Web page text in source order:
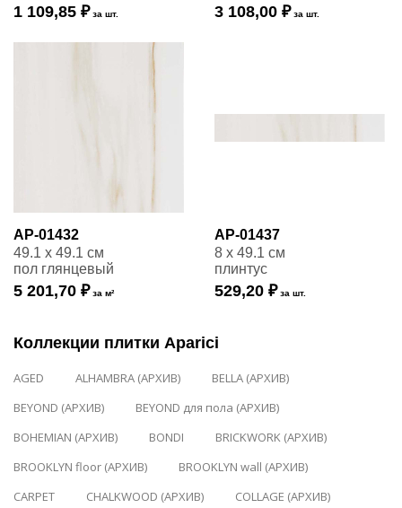
1 109,85 ₽ за шт. 3 108,00 ₽ за шт.
AP-01432
49.1 x 49.1 см
пол глянцевый
5 201,70 ₽ за м²
AP-01437
8 x 49.1 см
плинтус
529,20 ₽ за шт.
Коллекции плитки Aparici
AGED ALHAMBRA (АРХИВ)
BELLA (АРХИВ)
BEYOND (АРХИВ)
BEYOND для пола (АРХИВ)
BOHEMIAN (АРХИВ)
BONDI
BRICKWORK (АРХИВ)
BROOKLYN floor (АРХИВ)
BROOKLYN wall (АРХИВ)
CARPET
CHALKWOOD (АРХИВ)
COLLAGE (АРХИВ)